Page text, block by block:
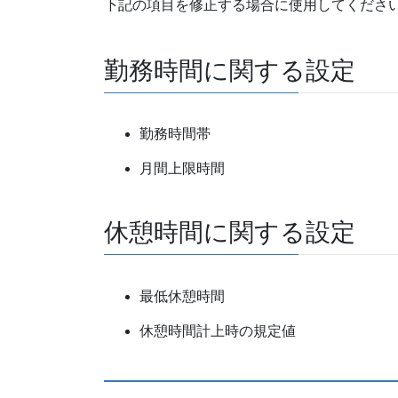
下記の項目を修正する場合に使用してくださ
勤務時間に関する設定
勤務時間帯
月間上限時間
休憩時間に関する設定
最低休憩時間
休憩時間計上時の規定値